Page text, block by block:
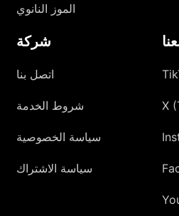
الموز النانوي
شركة
اتصل بنا
شروط الخدمة
سياسة الخصوصية
سياسة الاشتراك
X